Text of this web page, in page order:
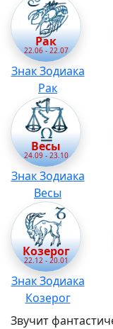
Рак
22.06 - 22.07
Знак Зодиака
Рак
Весы
24.09 - 23.10
Знак Зодиака
Весы
Козерог
22.12 - 20.01
Знак Зодиака
Козерог
Звучит